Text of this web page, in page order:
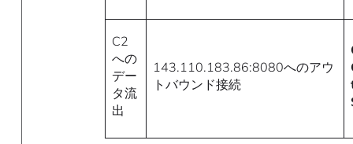
C2
への
デー
タ流
出
143.110.183.86:8080へのアウ
トバウンド接続